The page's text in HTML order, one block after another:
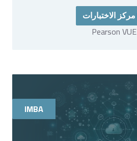
مركز الاختبارات
Pearson VUE
IMBA